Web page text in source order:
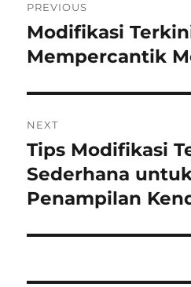
navigation
PREVIOUS
Previous
post:
Modifikasi
Mempercantik
NEXT
Next
post:
Tips Modifikasi
Sederhana
Penampilan